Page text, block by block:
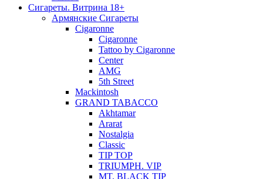
Сигареты. Витрина 18+
Армянские Сигареты
Cigaronne
Cigaronne
Tattoo by Cigaronne
Center
AMG
5th Street
Mackintosh
GRAND TABACCO
Akhtamar
Ararat
Nostalgia
Classic
TIP TOP
TRIUMPH. VIP
MT. BLACK TIP